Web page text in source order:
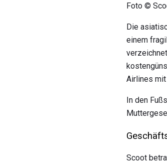
Foto ©
Die
einem
Airlines
In den
Scoot